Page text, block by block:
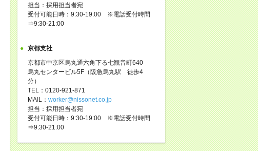
担当：採用担当者宛
受付可能日時：9:30-19:00 ※電話受付時間
⇒9:30-21:00
京都支社
京都市中京区烏丸通六角下る七観音町640
烏丸センタービル5F（阪急烏丸駅 徒歩4
分）
TEL：0120-921-871
MAIL： worker@nissonet.co.jp
担当：採用担当者宛
受付可能日時：9:30-19:00 ※電話受付時間
⇒9:30-21:00